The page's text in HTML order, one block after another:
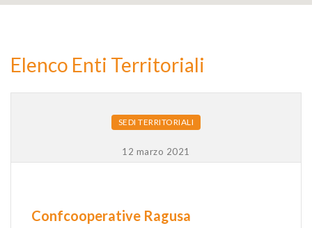
Elenco Enti Territoriali
SEDI TERRITORIALI
12 marzo 2021
Confcooperative Ragusa